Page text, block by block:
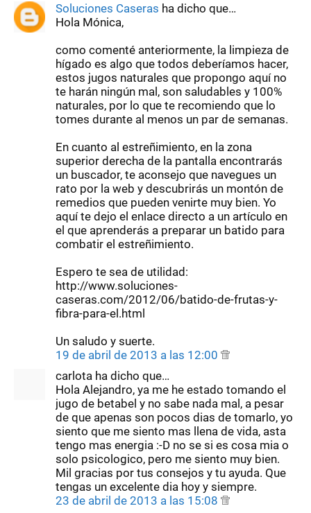
Soluciones Caseras ha dicho que…
Hola Mónica,
como comenté anteriormente, la limpieza de
hígado es algo que todos deberíamos hacer,
estos jugos naturales que propongo aquí no
te harán ningún mal, son saludables y 100%
naturales, por lo que te recomiendo que lo
tomes durante al menos un par de semanas.
En cuanto al estreñimiento, en la zona
superior derecha de la pantalla encontrarás
un buscador, te aconsejo que navegues un
rato por la web y descubrirás un montón de
remedios que pueden venirte muy bien. Yo
aquí te dejo el enlace directo a un artículo en
el que aprenderás a preparar un batido para
combatir el estreñimiento.
Espero te sea de utilidad:
http://www.soluciones-
caseras.com/2012/06/batido-de-frutas-y-
fibra-para-el.html
Un saludo y suerte.
19 de abril de 2013 a las 12:00
carlota ha dicho que…
Hola Alejandro, ya me he estado tomando el
jugo de betabel y no sabe nada mal, a pesar
de que apenas son pocos dias de tomarlo, yo
siento que me siento mas llena de vida, asta
tengo mas energia :-D no se si es cosa mia o
solo psicologico, pero me siento muy bien.
Mil gracias por tus consejos y tu ayuda. Que
tengas un excelente dia hoy y siempre.
23 de abril de 2013 a las 15:08